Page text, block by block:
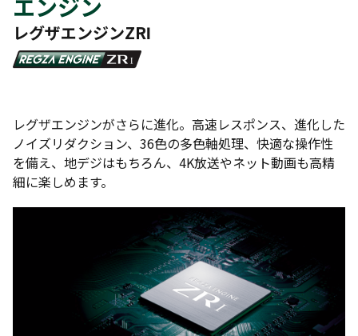
エンジン
レグザエンジンZRⅠ
レグザエンジンがさらに進化。高速レスポンス、進化した
ノイズリダクション、36色の多色軸処理、快適な操作性
を備え、地デジはもちろん、4K放送やネット動画も高精
細に楽しめます。